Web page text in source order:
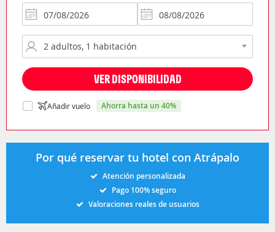
VER DISPONIBILIDAD
Añadir vuelo ahorra hasta un 40%
Por qué reservar tu hotel con Atrápalo
Atención personalizada
Pago 100% seguro
Valoraciones reales de usuarios